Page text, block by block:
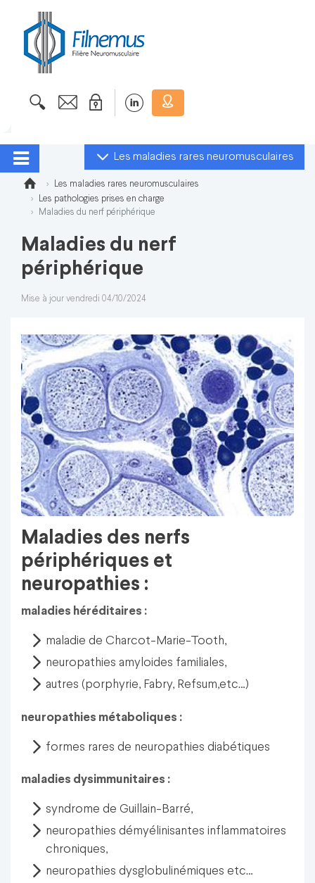
Les maladies rares neuromusculaires
Les maladies rares neuromusculaires
Les pathologies prises en charge
Maladies du nerf périphérique
Maladies du nerf
périphérique
Mise à jour vendredi 04/10/2024
Maladies des nerfs
périphériques et
neuropathies :
maladies héréditaires :
maladie de Charcot-Marie-Tooth,
neuropathies amyloides familiales,
autres (porphyrie, Fabry, Refsum,etc…)
neuropathies métaboliques :
formes rares de neuropathies diabétiques
maladies dysimmunitaires :
syndrome de Guillain-Barré,
neuropathies démyélinisantes inflammatoires
chroniques,
neuropathies dysglobulinémiques etc…